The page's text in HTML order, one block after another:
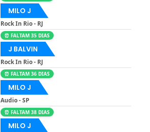
MILO J
Rock In Rio - RJ
⏰ FALTAM 35 DIAS
J BALVIN
Rock In Rio - RJ
⏰ FALTAM 36 DIAS
MILO J
Audio - SP
⏰ FALTAM 38 DIAS
MILO J